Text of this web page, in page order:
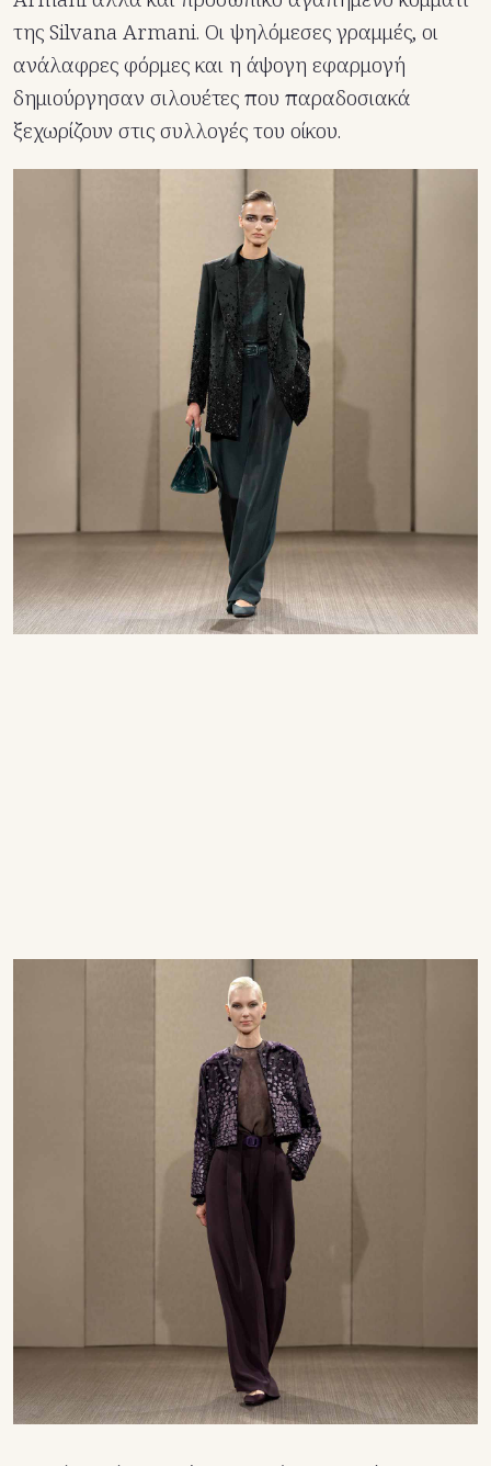
της Silvana Armani. Οι ψηλόμεσες γραμμές, οι
ανάλαφρες φόρμες και η άψογη εφαρμογή
δημιούργησαν σιλουέτες που παραδοσιακά
ξεχωρίζουν στις συλλογές του οίκου.